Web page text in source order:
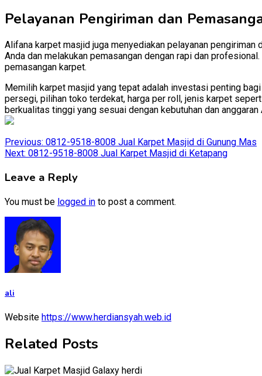
Pelayanan Pengiriman dan
Alifana karpet masjid juga menyediakan pelayanan pengiriman
Anda dan melakukan pemasangan dengan rapi dan
pemasangan karpet.
Memilih karpet masjid yang tepat adalah investasi penting
persegi, pilihan toko terdekat, harga per roll, jenis karpet
berkualitas tinggi yang sesuai dengan kebutuhan dan
Post
Previous: 0812-9518-8008 Jual Karpet Masjid di Gunung Mas
Next: 0812-9518-8008 Jual Karpet Masjid di Ketapang
Leave a Reply
You must be logged in to post a comment.
ali
Website https://www.herdiansyah.web.id
Related Posts